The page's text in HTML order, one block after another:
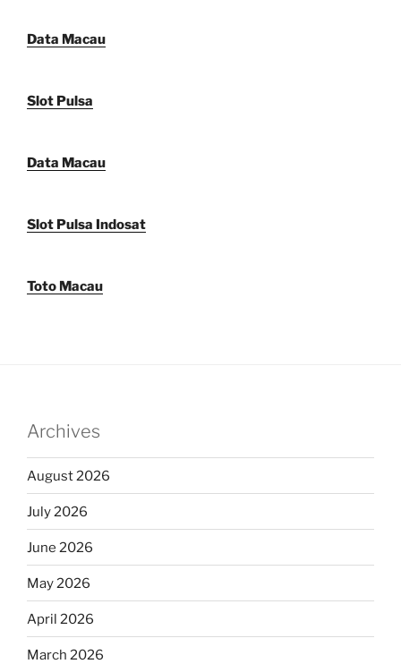
Data Macau
Slot Pulsa
Data Macau
Slot Pulsa Indosat
Toto Macau
Archives
August 2026
July 2026
June 2026
May 2026
April 2026
March 2026